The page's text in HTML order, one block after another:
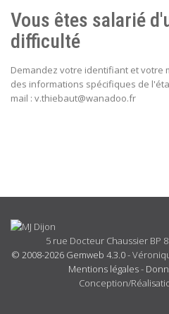
Vous êtes salarié
difficulté
Demandez votre identifiant et votre
des informations spécifiques de
mail : v.thiebaut@wanadoo.fr
5 rue Docteur Chaussier BP
© 2008-2026 Gemweb 4.3.0-
Mentions légales-
Conception/